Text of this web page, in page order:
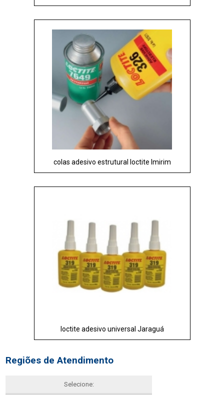
colas adesivo estrutural loctite Imirim
loctite adesivo universal Jaraguá
Regiões de Atendimento
Selecione: